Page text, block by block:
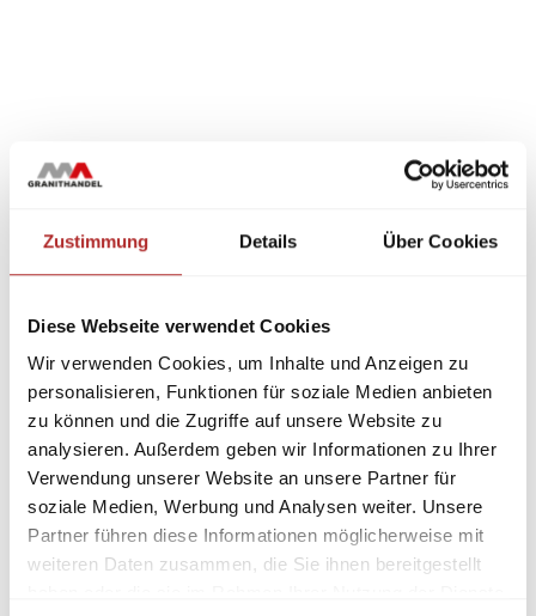
Zustimmung Details Über Cookies
Diese Webseite verwendet Cookies
Wir verwenden Cookies, um Inhalte und Anzeigen zu
personalisieren, Funktionen für soziale Medien anbieten
zu können und die Zugriffe auf unsere Website zu
analysieren. Außerdem geben wir Informationen zu Ihrer
Verwendung unserer Website an unsere Partner für
soziale Medien, Werbung und Analysen weiter. Unsere
Partner führen diese Informationen möglicherweise mit
weiteren Daten zusammen, die Sie ihnen bereitgestellt